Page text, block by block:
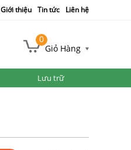
Giới thiệu Tin tức Liên hệ
0
Giỏ Hàng
Lưu trữ